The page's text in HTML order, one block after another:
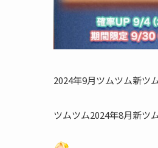
2024年9月ツムツム新ツ
ツムツム2024年8月新ツ